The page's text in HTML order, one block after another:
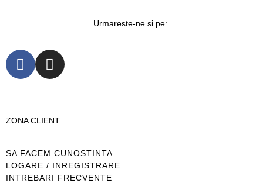
Urmareste-ne si pe:
ZONA CLIENT
SA FACEM CUNOSTINTA
LOGARE / INREGISTRARE
INTREBARI FRECVENTE